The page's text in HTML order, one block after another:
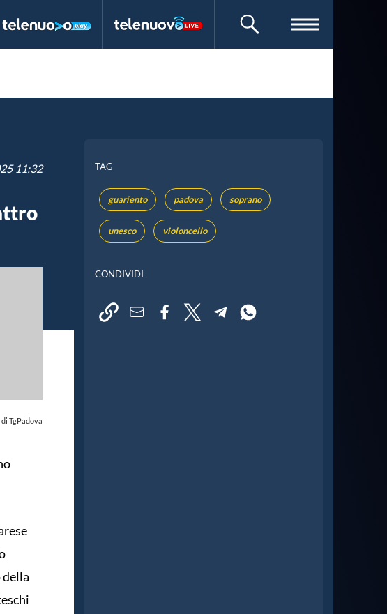
CERCA
11:32
TgPadova
della
TAG
guariento padova soprano
unesco violoncello
CONDIVIDI